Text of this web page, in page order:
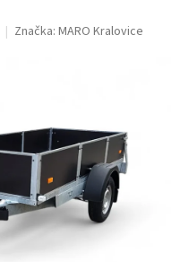
Značka: MARO Kralovice